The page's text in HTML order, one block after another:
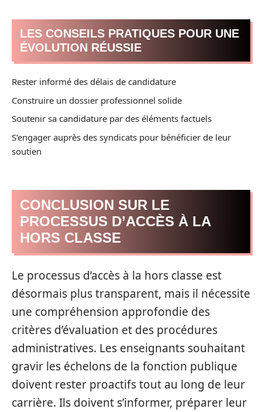
LES CONSEILS PRATIQUES POUR UNE
ÉVOLUTION RÉUSSIE
Rester informé des délais de candidature
Construire un dossier professionnel solide
Soutenir sa candidature par des éléments factuels
S’engager auprès des syndicats pour bénéficier de leur
soutien
CONCLUSION SUR LE
PROCESSUS D’ACCÈS À LA
HORS CLASSE
Le processus d’accès à la hors classe est
désormais plus transparent, mais il nécessite
une compréhension approfondie des
critères d’évaluation et des procédures
administratives. Les enseignants souhaitant
gravir les échelons de la fonction publique
doivent rester proactifs tout au long de leur
carrière. Ils doivent s’informer, préparer leur